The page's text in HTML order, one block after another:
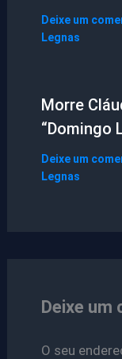
Deixe um
Legnas
Morre
“Domingo
Deixe um
Legnas
Deixe um
O seu